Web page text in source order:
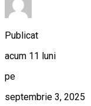
Publicat
acum 11 luni
pe
septembrie 3, 2025